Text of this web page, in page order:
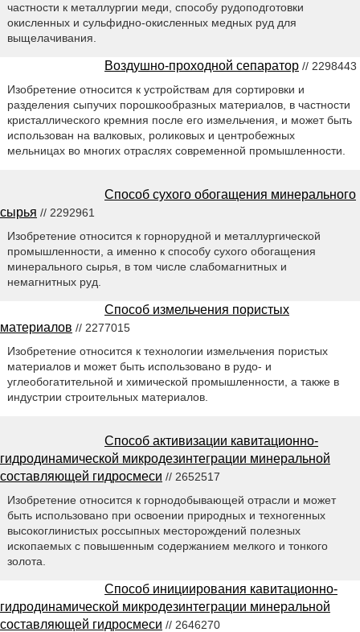
частности к металлургии меди, способу рудоподготовки
окисленных и сульфидно-окисленных медных руд для
выщелачивания.
Воздушно-проходной сепаратор // 2298443
Изобретение относится к устройствам для сортировки и
разделения сыпучих порошкообразных материалов, в частности
кристаллического кремния после его измельчения, и может быть
использован на валковых, роликовых и центробежных
мельницах во многих отраслях современной промышленности.
Способ сухого обогащения минерального
сырья // 2292961
Изобретение относится к горнорудной и металлургической
промышленности, а именно к способу сухого обогащения
минерального сырья, в том числе слабомагнитных и
немагнитных руд.
Способ измельчения пористых
материалов // 2277015
Изобретение относится к технологии измельчения пористых
материалов и может быть использовано в рудо- и
углеобогатительной и химической промышленности, а также в
индустрии строительных материалов.
Способ активизации кавитационно-
гидродинамической микродезинтеграции минеральной
составляющей гидросмеси // 2652517
Изобретение относится к горнодобывающей отрасли и может
быть использовано при освоении природных и техногенных
высокоглинистых россыпных месторождений полезных
ископаемых с повышенным содержанием мелкого и тонкого
золота.
Способ инициирования кавитационно-
гидродинамической микродезинтеграции минеральной
составляющей гидросмеси // 2646270